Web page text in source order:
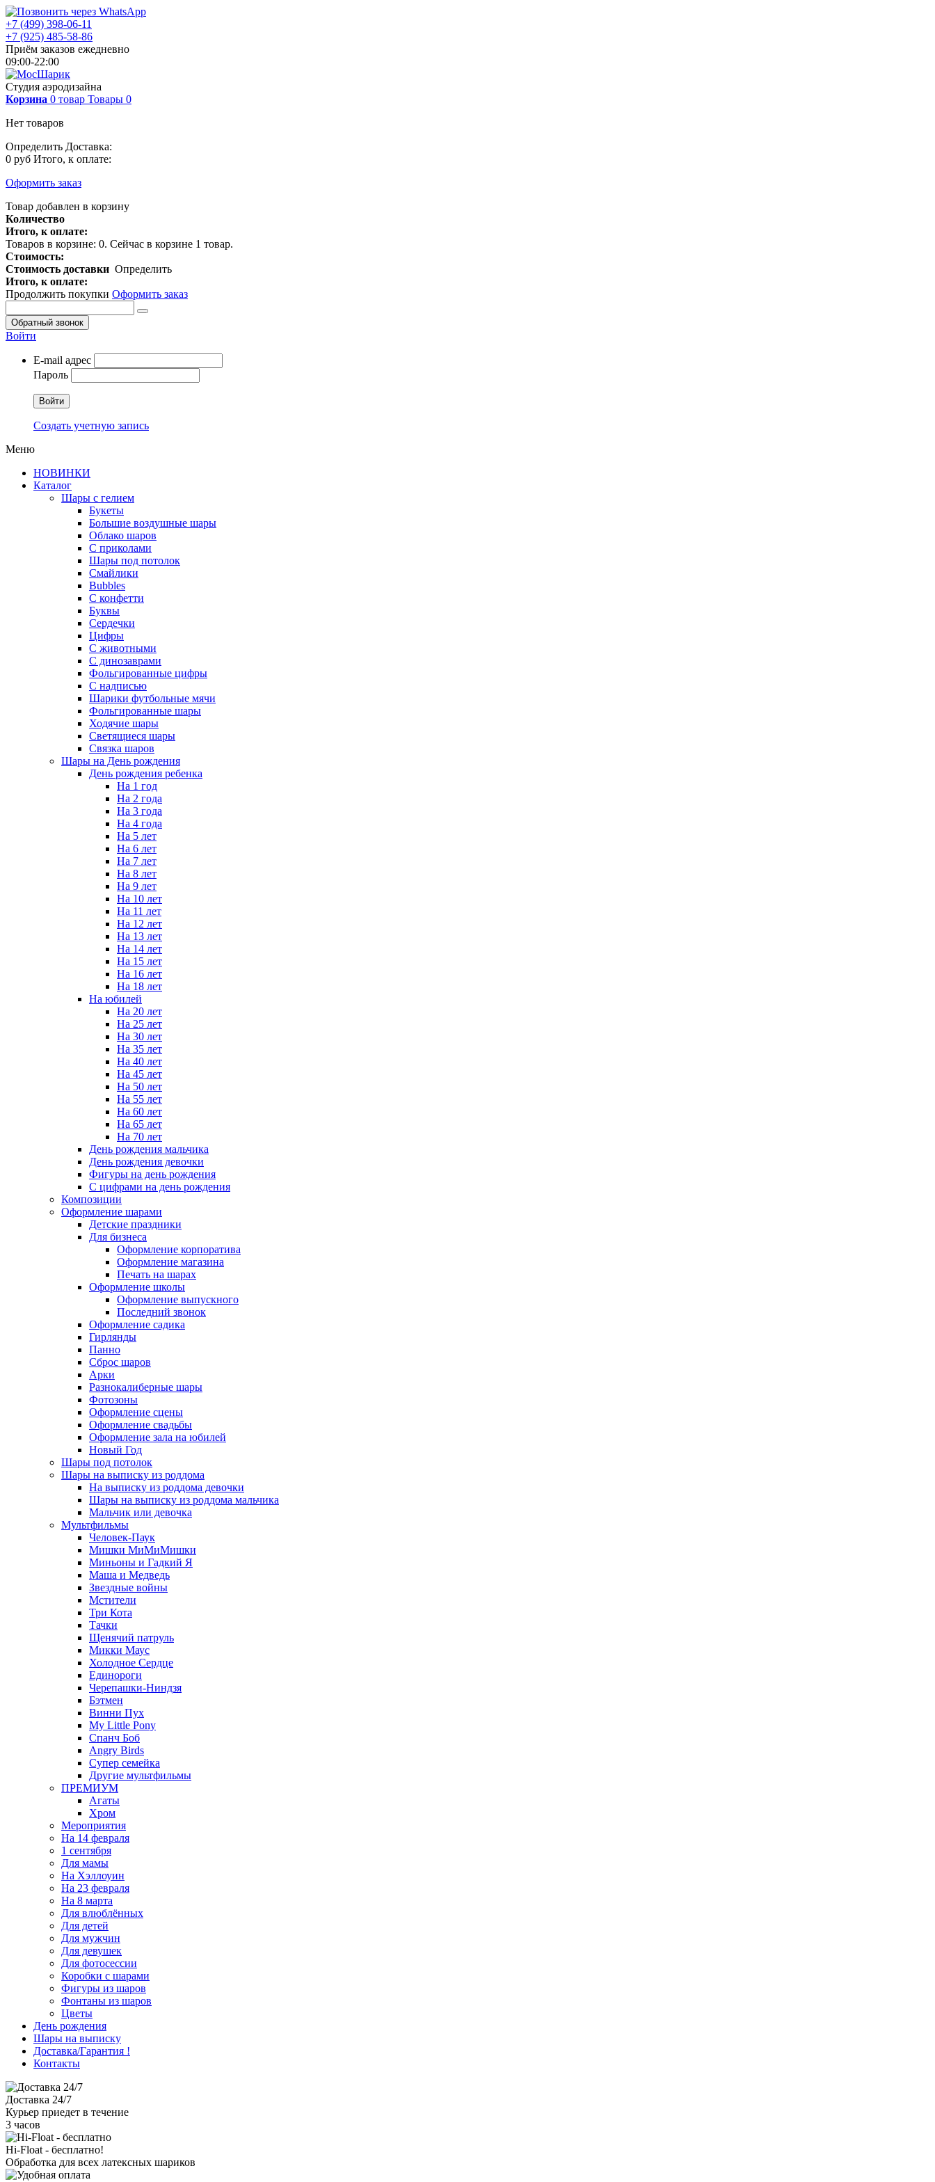
+7 (499) 398-06-11
+7 (925) 485-58-86
Приём заказов ежедневно
09:00-22:00
Студия аэродизайна
Корзина 0 товар Товары 0
Нет товаров
Определить Доставка:
0 руб Итого, к оплате:
Оформить заказ
Товар добавлен в корзину
Количество
Итого, к оплате:
Товаров в корзине: 0. Сейчас в корзине 1 товар.
Стоимость:
Стоимость доставки Определить
Итого, к оплате:
Продолжить покупки Оформить заказ
Обратный звонок
Войти
E-mail адрес
Пароль
Войти
Создать учетную запись
Меню
НОВИНКИ
Каталог
Шары с гелием
Букеты
Большие воздушные шары
Облако шаров
С приколами
Шары под потолок
Смайлики
Bubbles
С конфетти
Буквы
Сердечки
Цифры
С животными
С динозаврами
Фольгированные цифры
С надписью
Шарики футбольные мячи
Фольгированные шары
Ходячие шары
Светящиеся шары
Связка шаров
Шары на День рождения
День рождения ребенка
На 1 год
На 2 года
На 3 года
На 4 года
На 5 лет
На 6 лет
На 7 лет
На 8 лет
На 9 лет
На 10 лет
На 11 лет
На 12 лет
На 13 лет
На 14 лет
На 15 лет
На 16 лет
На 18 лет
На юбилей
На 20 лет
На 25 лет
На 30 лет
На 35 лет
На 40 лет
На 45 лет
На 50 лет
На 55 лет
На 60 лет
На 65 лет
На 70 лет
День рождения мальчика
День рождения девочки
Фигуры на день рождения
С цифрами на день рождения
Композиции
Оформление шарами
Детские праздники
Для бизнеса
Оформление корпоратива
Оформление магазина
Печать на шарах
Оформление школы
Оформление выпускного
Последний звонок
Оформление садика
Гирлянды
Панно
Сброс шаров
Арки
Разнокалиберные шары
Фотозоны
Оформление сцены
Оформление свадьбы
Оформление зала на юбилей
Новый Год
Шары под потолок
Шары на выписку из роддома
На выписку из роддома девочки
Шары на выписку из роддома мальчика
Мальчик или девочка
Мультфильмы
Человек-Паук
Мишки МиМиМишки
Миньоны и Гадкий Я
Маша и Медведь
Звездные войны
Мстители
Три Кота
Тачки
Щенячий патруль
Микки Маус
Холодное Сердце
Единороги
Черепашки-Ниндзя
Бэтмен
Винни Пух
My Little Pony
Спанч Боб
Angry Birds
Супер семейка
Другие мультфильмы
ПРЕМИУМ
Агаты
Хром
Мероприятия
На 14 февраля
1 сентября
Для мамы
На Хэллоуин
На 23 февраля
На 8 марта
Для влюблённых
Для детей
Для мужчин
Для девушек
Для фотосессии
Коробки с шарами
Фигуры из шаров
Фонтаны из шаров
Цветы
День рождения
Шары на выписку
Доставка/Гарантия !
Контакты
Доставка 24/7
Курьер приедет в течение
3 часов
Hi-Float - бесплатно!
Обработка для всех латексных шариков